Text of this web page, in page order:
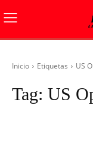
Inicio Etiquetas US
Tag: US